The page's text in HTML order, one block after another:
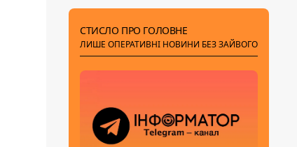
СТИСЛО ПРО ГОЛОВНЕ
ЛИШЕ ОПЕРАТИВНІ НОВИНИ БЕЗ ЗАЙВОГО